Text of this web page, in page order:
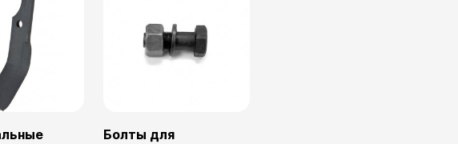
Болты для